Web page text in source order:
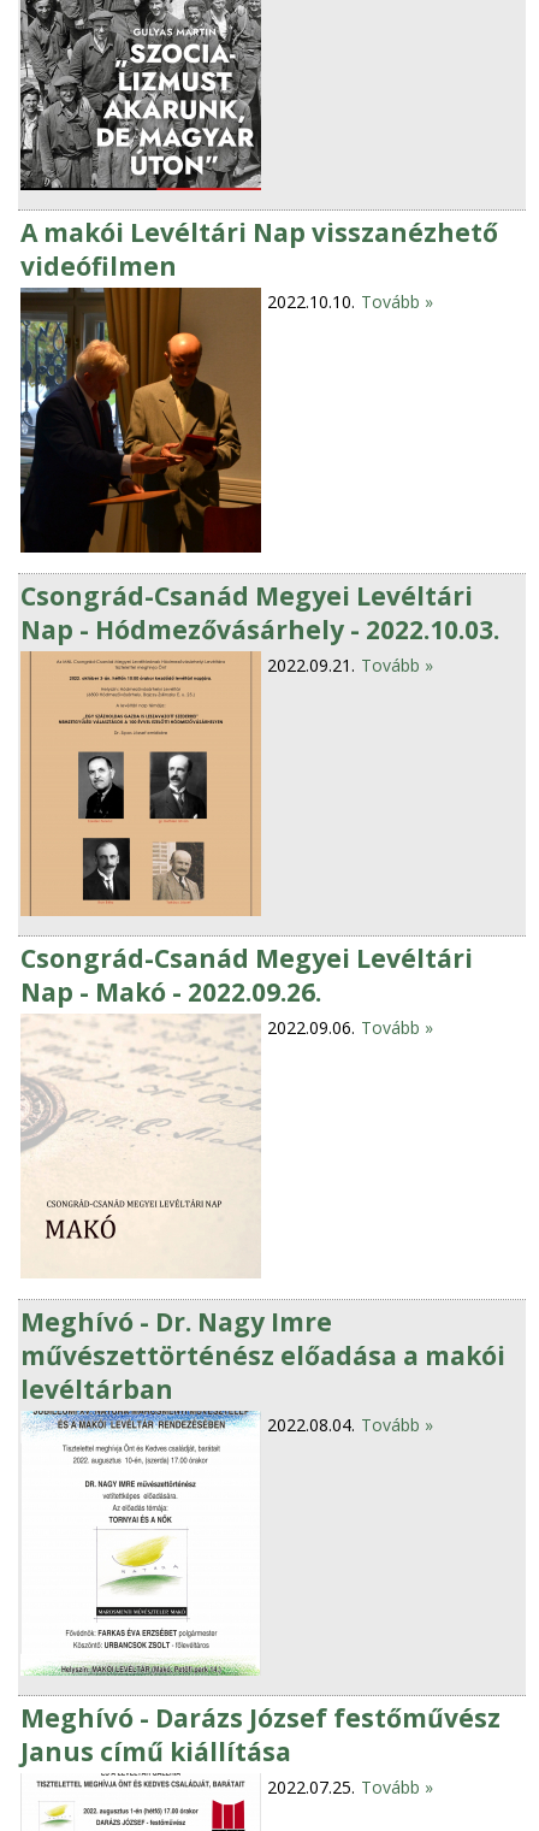
A makói Levéltári Nap visszanézhető
videófilmen
2022.10.10. Tovább »
Csongrád-Csanád Megyei Levéltári
Nap - Hódmezővásárhely - 2022.10.03.
2022.09.21. Tovább »
Csongrád-Csanád Megyei Levéltári
Nap - Makó - 2022.09.26.
2022.09.06. Tovább »
Meghívó - Dr. Nagy Imre
művészettörténész előadása a makói
levéltárban
2022.08.04. Tovább »
Meghívó - Darázs József festőművész
Janus című kiállítása
2022.07.25. Tovább »